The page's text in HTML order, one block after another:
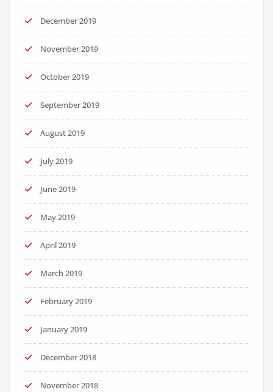
December 2019
November 2019
October 2019
September 2019
August 2019
July 2019
June 2019
May 2019
April 2019
March 2019
February 2019
January 2019
December 2018
November 2018